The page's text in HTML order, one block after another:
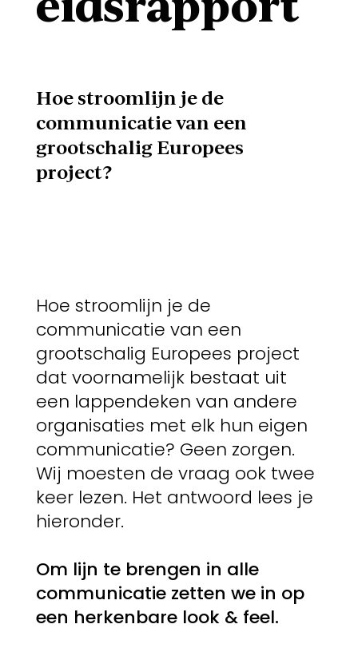
Hoe stroomlijn je de
communicatie van een
grootschalig Europees
project?
Hoe stroomlijn je de
communicatie van een
grootschalig Europees project
dat voornamelijk bestaat uit
een lappendeken van andere
organisaties met elk hun eigen
communicatie? Geen zorgen.
Wij moesten de vraag ook twee
keer lezen. Het antwoord lees je
hieronder.
Om lijn te brengen in alle
communicatie zetten we in op
een herkenbare look & feel.